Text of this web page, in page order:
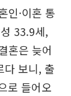
인·이혼 통
33.9세,
혼은 늦어
다 보니, 출
로 들어오